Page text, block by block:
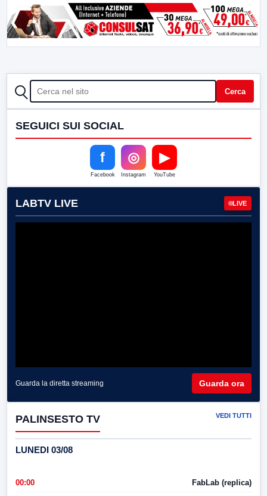
CERCA Cerca
SEGUICI SUI SOCIAL
f
Facebook
◎
Instagram
▶
YouTube
LABTV LIVE LIVE
Guarda la diretta streaming Guarda ora
PALINSESTO TV VEDI TUTTI
LUNEDI 03/08
00:00 FabLab (replica)